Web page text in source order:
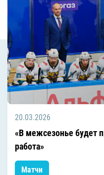
20.03.2026
«В межсезонье будет
работа»
Матчи